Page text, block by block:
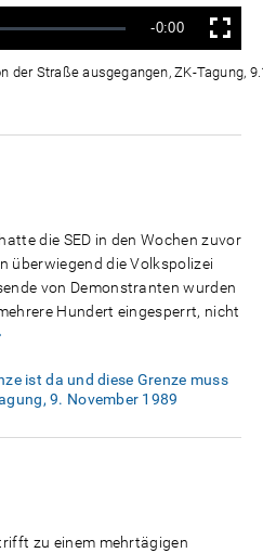
Verbleibende
Zeit
-0:00 Vollbild
der Straße ausgegangen, ZK-Tagung,
die SED in den Wochen zuvor
überwiegend die Volkspolizei
von Demonstranten wurden
Hundert eingesperrt, nicht
ist da und diese Grenze muss
9. November 1989
zu einem mehrtägigen